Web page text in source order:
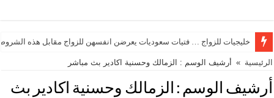
خليجيات للزواج … فتيات سعوديات يعرضن انفسهن للزواج مقابل هذه
الرئيسية » أرشيف الوسم : الزمالك وحسنية اكادير بث مباشر
أرشيف الوسم : الزمالك وحسنية اكادير بث